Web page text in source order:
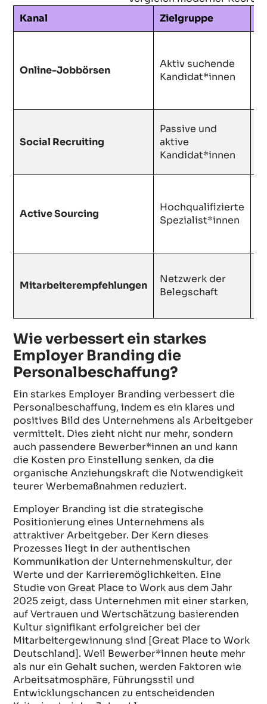
Kanal
Zielgruppe
Online-Jobbörsen
Aktiv suchende
Kandidat*innen
Social Recruiting
Passive und
aktive
Kandidat*innen
Active Sourcing
Hochqualifizierte
Spezialist*innen
Mitarbeiterempfehlungen
Netzwerk der
Belegschaft
Wie verbessert ein starkes
Employer Branding die
Personalbeschaffung?
Ein starkes Employer Branding verbessert die
Personalbeschaffung, indem es ein klares und
positives Bild des Unternehmens als Arbeitgeber
vermittelt. Dies zieht nicht nur mehr, sondern
auch passendere Bewerber*innen an und kann
die Kosten pro Einstellung senken, da die
organische Anziehungskraft die Notwendigkeit
teurer Werbemaßnahmen reduziert.
Employer Branding ist die strategische
Positionierung eines Unternehmens als
attraktiver Arbeitgeber. Der Kern dieses
Prozesses liegt in der authentischen
Kommunikation der Unternehmenskultur, der
Werte und der Karrieremöglichkeiten. Eine
Studie von Great Place to Work aus dem Jahr
2025 zeigt, dass Unternehmen mit einer starken,
auf Vertrauen und Wertschätzung basierenden
Kultur signifikant erfolgreicher bei der
Mitarbeitergewinnung sind [Great Place to Work
Deutschland]. Weil Bewerber*innen heute mehr
als nur ein Gehalt suchen, werden Faktoren wie
Arbeitsatmosphäre, Führungsstil und
Entwicklungschancen zu entscheidenden